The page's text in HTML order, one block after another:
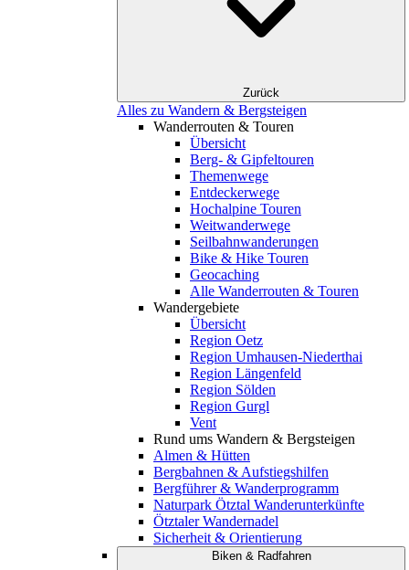
Zurück
Alles zu Wandern & Bergsteigen
Wanderrouten & Touren
Übersicht
Berg- & Gipfeltouren
Themenwege
Entdeckerwege
Hochalpine Touren
Weitwanderwege
Seilbahnwanderungen
Bike & Hike Touren
Geocaching
Alle Wanderrouten & Touren
Wandergebiete
Übersicht
Region Oetz
Region Umhausen-Niederthai
Region Längenfeld
Region Sölden
Region Gurgl
Vent
Rund ums Wandern & Bergsteigen
Almen & Hütten
Bergbahnen & Aufstiegshilfen
Bergführer & Wanderprogramm
Naturpark Ötztal Wanderunterkünfte
Ötztaler Wandernadel
Sicherheit & Orientierung
Biken & Radfahren